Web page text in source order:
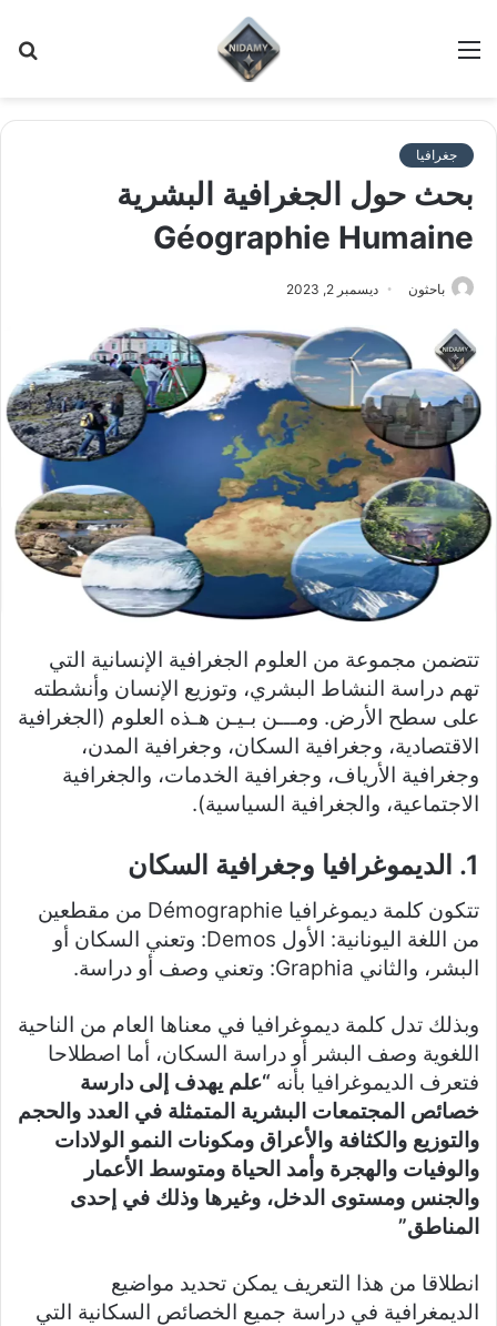
القائمة
جغرافيا
بحث حول الجغرافية البشرية
Géographie Humaine
باحثون ديسمبر 2, 2023
تتضمن مجموعة من العلوم الجغرافية الإنسانية التي
تهم دراسة النشاط البشري، وتوزيع الإنسان وأنشطته
على سطح الأرض. ومـــن بـيـن هـذه العلوم (الجغرافية
الاقتصادية، وجغرافية السكان، وجغرافية المدن،
وجغرافية الأرياف، وجغرافية الخدمات، والجغرافية
الاجتماعية، والجغرافية السياسية).
1. الديموغرافيا وجغرافية السكان
تتكون كلمة ديموغرافيا Démographie من مقطعين
من اللغة اليونانية: الأول Demos: وتعني السكان أو
البشر، والثاني Graphia: وتعني وصف أو دراسة.
وبذلك تدل كلمة ديموغرافيا في معناها العام من الناحية
اللغوية وصف البشر أو دراسة السكان، أما اصطلاحا
فتعرف الديموغرافيا بأنه “علم يهدف إلى دارسة
خصائص المجتمعات البشرية المتمثلة في العدد والحجم
والتوزيع والكثافة والأعراق ومكونات النمو الولادات
والوفيات والهجرة وأمد الحياة ومتوسط الأعمار
والجنس ومستوى الدخل، وغيرها وذلك في إحدى
المناطق”
انطلاقا من هذا التعريف يمكن تحديد مواضيع
الديمغرافية في دراسة جميع الخصائص السكانية التي